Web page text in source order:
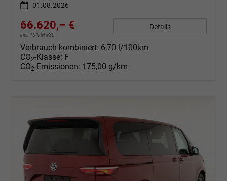
01.08.2026
66.620,– €
incl. 19% MwSt.
Details
Verbrauch kombiniert: 6,70 l/100km
CO2-Klasse: F
CO2-Emissionen: 175,00 g/km